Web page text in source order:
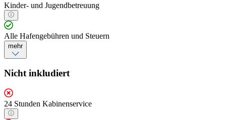
Kinder- und Jugendbetreuung
Alle Hafengebühren und Steuern
mehr
Nicht inkludiert
24 Stunden Kabinenservice